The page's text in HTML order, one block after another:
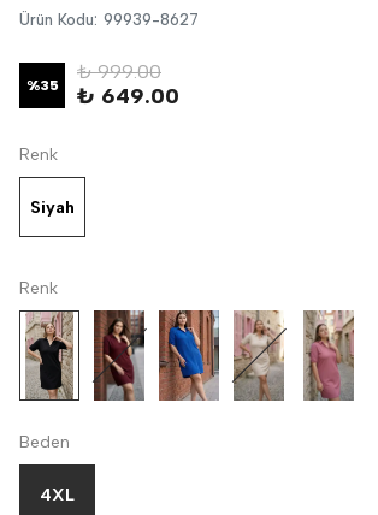
Ürün Kodu: 99939-8627
%35
₺ 999.00
₺ 649.00
Renk
Siyah
Renk
Beden
4XL